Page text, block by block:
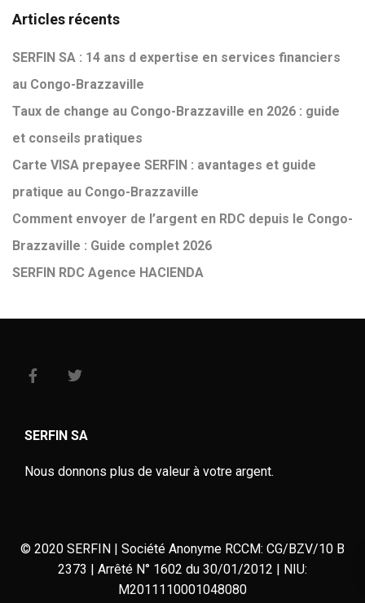
Articles récents
SERFIN SA : 14 ans d expertise en services financiers
au Congo-Brazzaville
Taux de change au Congo-Brazzaville en 2026 : guide
et conseils pratiques
Carte VISA prepayee SERFIN : avantages et guide
pratique au Congo-Brazzaville
Comment envoyer de l’argent en RDC depuis le Congo-
Brazzaville : Guide complet 2026
SERFIN RDC Agence HACIENDA
SERFIN SA
Nous donnons plus de valeur à votre argent.
© 2020 SERFIN | Société Anonyme RCCM: CG/BZV/10 B
2373 | Arrêté N° 1602 du 30/01/2012 | NIU:
M2011110001048080